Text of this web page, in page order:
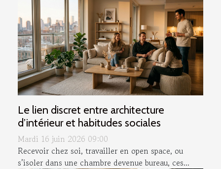
Le lien discret entre architecture
d’intérieur et habitudes sociales
Mardi 16 juin 2026 09:00
Recevoir chez soi, travailler en open space, ou
s’isoler dans une chambre devenue bureau, ces...